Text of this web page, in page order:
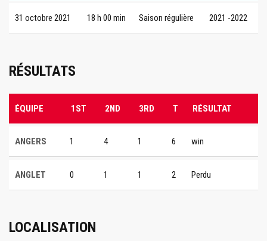
31 octobre 2021 18 h 00 min Saison régulière 2021 -2022
RÉSULTATS
ÉQUIPE 1ST 2ND 3RD T RÉSULTAT
ANGERS 1 4 1 6 win
ANGLET 0 1 1 2 Perdu
LOCALISATION